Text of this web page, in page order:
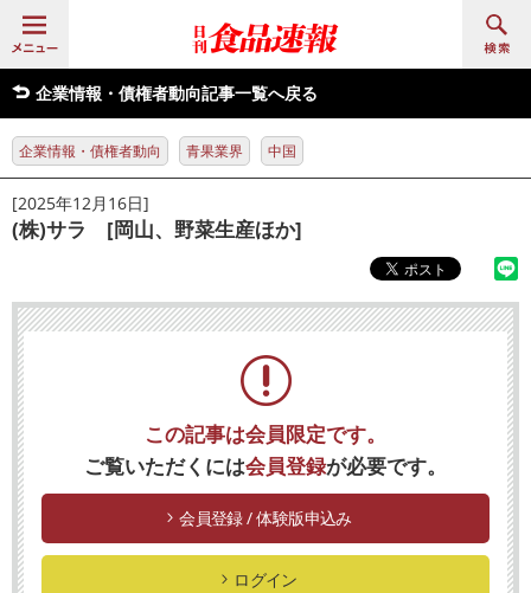
企業情報・債権者動向記事一覧へ戻る
企業情報・債権者動向 青果業界 中国
[2025年12月16日]
(株)サラ [岡山、野菜生産ほか]
この記事は会員限定です。
ご覧いただくには会員登録が必要です。
会員登録 / 体験版申込み
ログイン